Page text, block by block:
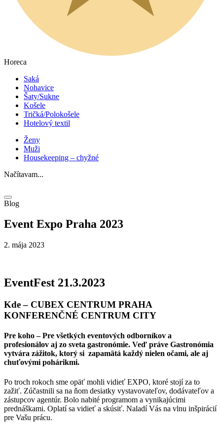
Horeca
Saká
Nohavice
Šaty/Sukne
Košele
Tričká/Polokošele
Hotelový textil
Ženy
Muži
Housekeeping – chyžné
Načítavam...
Blog
Event Expo Praha 2023
2. mája 2023
EventFest 21.3.2023
Kde – CUBEX CENTRUM PRAHA
KONFERENČNÉ CENTRUM CITY
Pre koho – Pre všetkých eventových odborníkov a
profesionálov aj zo sveta gastronómie. Veď práve Gastronómia
vytvára zážitok, ktorý si zapamätá každý nielen očami, ale aj
chuťovými pohárikmi.
Po troch rokoch sme opäť mohli vidieť EXPO, ktoré stojí za to
zažiť. Zúčastnili sa na ňom desiatky vystavovateľov, dodávateľov a
zástupcov agentúr. Bolo nabité programom a vynikajúcimi
prednáškami. Oplatí sa vidieť a skúsiť. Naladí Vás na vlnu inšpirácií
pre Vašu prácu.